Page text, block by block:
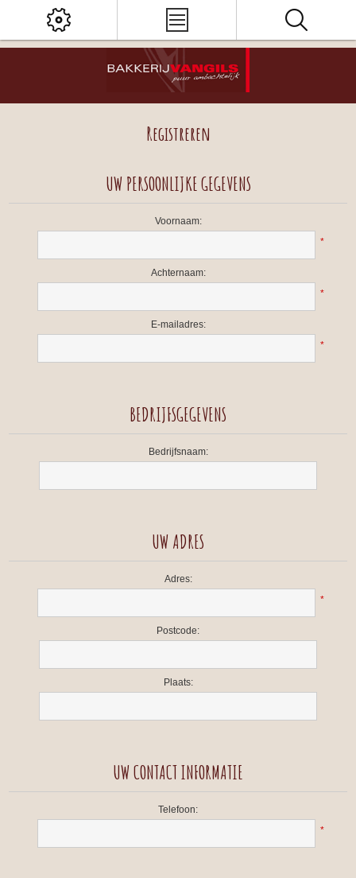
Registreren
UW PERSOONLIJKE GEGEVENS
Voornaam:
*
Achternaam:
*
E-mailadres:
*
BEDRIJFSGEGEVENS
Bedrijfsnaam:
UW ADRES
Adres:
*
Postcode:
Plaats:
UW CONTACT INFORMATIE
Telefoon:
*